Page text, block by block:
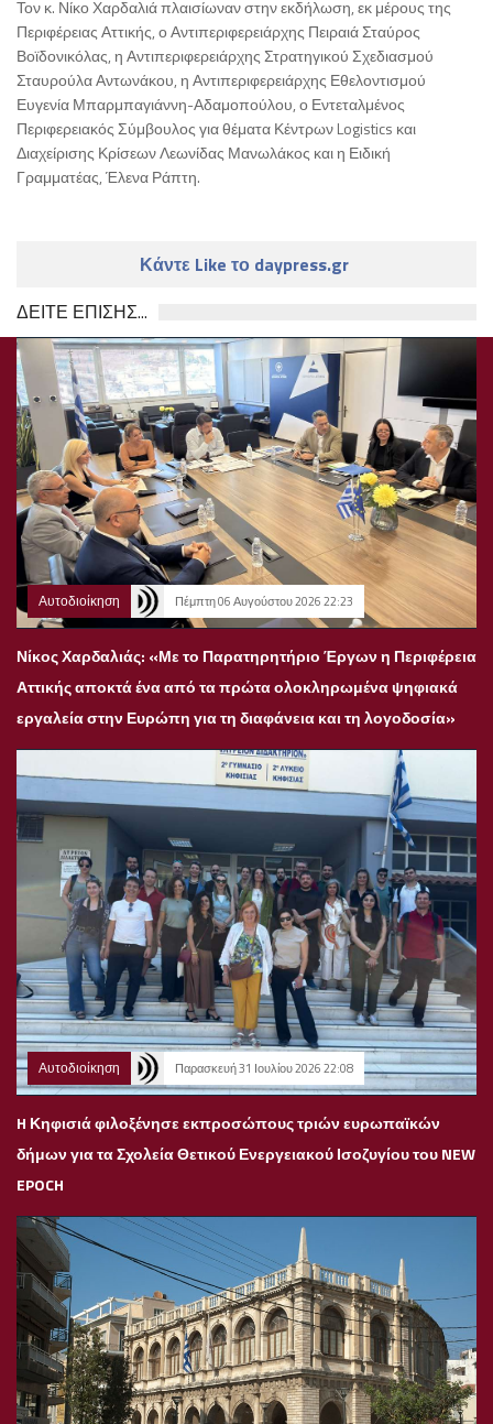
Τον κ. Νίκο Χαρδαλιά πλαισίωναν στην εκδήλωση, εκ μέρους της
Περιφέρειας Αττικής, ο Αντιπεριφερειάρχης Πειραιά Σταύρος
Βοϊδονικόλας, η Αντιπεριφερειάρχης Στρατηγικού Σχεδιασμού
Σταυρούλα Αντωνάκου, η Αντιπεριφερειάρχης Εθελοντισμού
Ευγενία Μπαρμπαγιάννη-Αδαμοπούλου, ο Εντεταλμένος
Περιφερειακός Σύμβουλος για θέματα Κέντρων Logistics και
Διαχείρισης Κρίσεων Λεωνίδας Μανωλάκος και η Ειδική
Γραμματέας, Έλενα Ράπτη.
Κάντε Like το daypress.gr
ΔΕΙΤΕ ΕΠΙΣΗΣ...
Αυτοδιοίκηση Πέμπτη 06 Αυγούστου 2026 22:23
Νίκος Χαρδαλιάς: «Με το Παρατηρητήριο Έργων η Περιφέρεια
Αττικής αποκτά ένα από τα πρώτα ολοκληρωμένα ψηφιακά
εργαλεία στην Ευρώπη για τη διαφάνεια και τη λογοδοσία»
Αυτοδιοίκηση Παρασκευή 31 Ιουλίου 2026 22:08
H Κηφισιά φιλοξένησε εκπροσώπους τριών ευρωπαϊκών
δήμων για τα Σχολεία Θετικού Ενεργειακού Ισοζυγίου του NEW
EPOCH